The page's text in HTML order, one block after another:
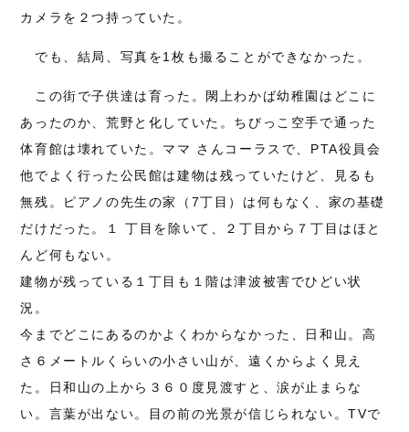
カメラを２つ持っていた。
でも、結局、写真を1枚も撮ることができなかった。
この街で子供達は育った。閖上わかば幼稚園はどこに
あったのか、荒野と化していた。ちびっこ空手で通った
体育館は壊れていた。ママ さんコーラスで、PTA役員会
他でよく行った公民館は建物は残っていたけど、見るも
無残。ピアノの先生の家（7丁目）は何もなく、家の基礎
だけだった。１ 丁目を除いて、２丁目から７丁目はほと
んど何もない。
建物が残っている１丁目も１階は津波被害でひどい状
況。
今までどこにあるのかよくわからなかった、日和山。高
さ６メートルくらいの小さい山が、遠くからよく見え
た。日和山の上から３６０度見渡すと、涙が止まらな
い。言葉が出ない。目の前の光景が信じられない。TVで